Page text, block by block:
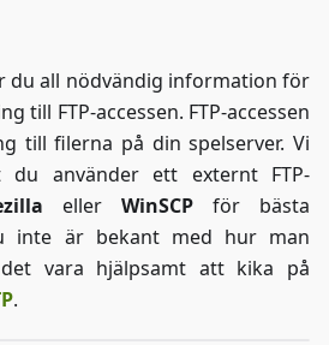
du all nödvändig information för
till FTP-accessen. FTP-accessen
till filerna på din spelserver. Vi
du använder ett externt FTP-
eller WinSCP för bästa
inte är bekant med hur man
vara hjälpsamt att kika på
.